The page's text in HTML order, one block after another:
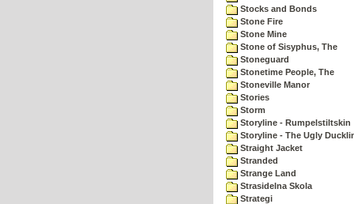
Stocks and Bonds
Stone Fire
Stone Mine
Stone of Sisyphus, The
Stoneguard
Stonetime People, The
Stoneville Manor
Stories
Storm
Storyline - Rumpelstiltskin
Storyline - The Ugly
Straight Jacket
Stranded
Strange Land
Strasidelna Skola
Strategi